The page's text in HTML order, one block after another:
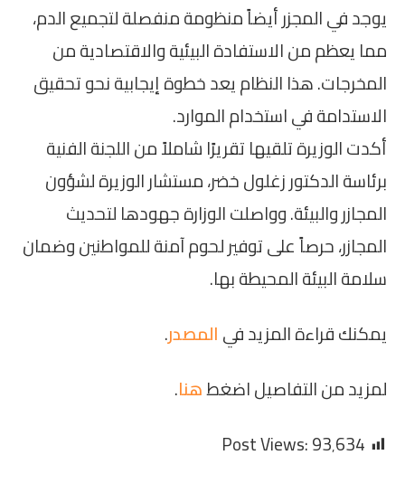
يوجد في المجزر أيضاً منظومة منفصلة لتجميع الدم،
مما يعظم من الاستفادة البيئية والاقتصادية من
المخرجات. هذا النظام يعد خطوة إيجابية نحو تحقيق
الاستدامة في استخدام الموارد.
أكدت الوزيرة تلقيها تقريرًا شاملاً من اللجنة الفنية
برئاسة الدكتور زغلول خضر، مستشار الوزيرة لشؤون
المجازر والبيئة. وواصلت الوزارة جهودها لتحديث
المجازر، حرصاً على توفير لحوم آمنة للمواطنين وضمان
سلامة البيئة المحيطة بها.
يمكنك قراءة المزيد فيالمصدر.
لمزيد من التفاصيل اضغطهنا.
Post Views:93٬634